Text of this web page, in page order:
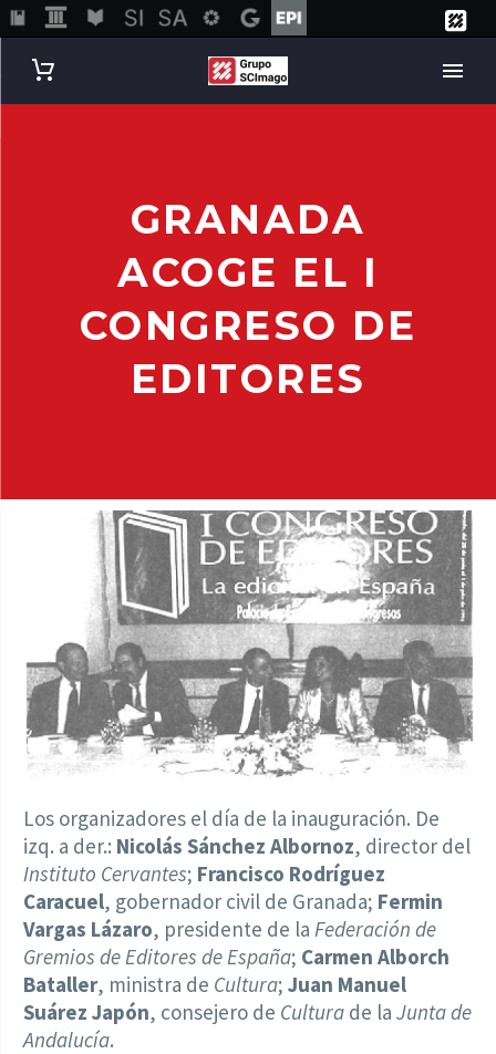
GRANADA
ACOGE EL I
CONGRESO DE
EDITORES
Los organizadores el día de la inauguración. De
izq. a der.: Nicolás Sánchez Albornoz, director del
Instituto Cervantes; Francisco Rodríguez
Caracuel, gobernador civil de Granada; Fermin
Vargas Lázaro, presidente de la Federación de
Gremios de Editores de España; Carmen Alborch
Bataller, ministra de Cultura; Juan Manuel
Suárez Japón, consejero de Cultura de la Junta de
Andalucía.